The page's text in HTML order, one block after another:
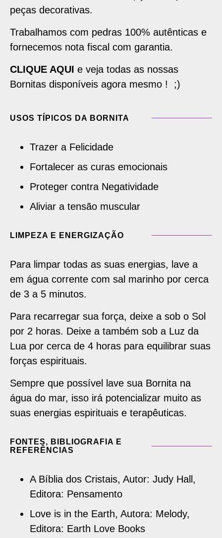
peças decorativas.
Trabalhamos com pedras 100% autênticas e
fornecemos nota fiscal com garantia.
CLIQUE AQUI e veja todas as nossas
Bornitas disponíveis agora mesmo ! ;)
USOS TÍPICOS DA BORNITA
Trazer a Felicidade
Fortalecer as curas emocionais
Proteger contra Negatividade
Aliviar a tensão muscular
LIMPEZA E ENERGIZAÇÃO
Para limpar todas as suas energias, lave a
em água corrente com sal marinho por cerca
de 3 a 5 minutos.
Para recarregar sua força, deixe a sob o Sol
por 2 horas. Deixe a também sob a Luz da
Lua por cerca de 4 horas para equilibrar suas
forças espirituais.
Sempre que possível lave sua Bornita na
água do mar, isso irá potencializar muito as
suas energias espirituais e terapêuticas.
FONTES, BIBLIOGRAFIA E
REFERÊNCIAS
A Bíblia dos Cristais, Autor: Judy Hall,
Editora: Pensamento
Love is in the Earth, Autora: Melody,
Editora: Earth Love Books